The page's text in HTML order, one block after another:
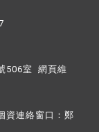
506室 網頁維
資連絡窗口： 鄭